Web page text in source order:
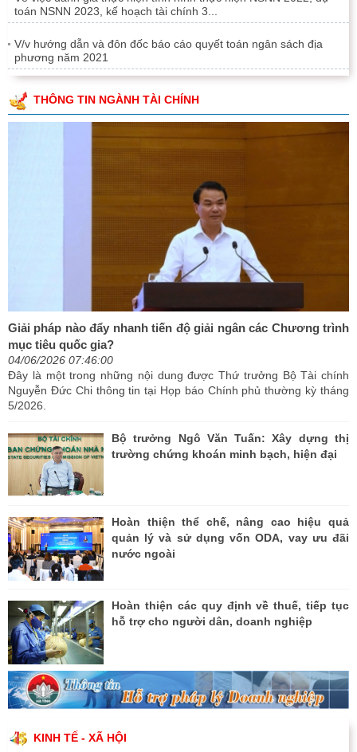
toán NSNN 2023, kế hoạch tài chính 3...
V/v hướng dẫn và đôn đốc báo cáo quyết toán ngân sách địa
phương năm 2021
THÔNG TIN NGÀNH TÀI CHÍNH
Giải pháp nào đẩy nhanh tiến độ giải ngân các Chương trình
mục tiêu quốc gia?
04/06/2026 07:46:00
Đây là một trong những nội dung được Thứ trưởng Bộ Tài chính
Nguyễn Đức Chi thông tin tại Họp báo Chính phủ thường kỳ tháng
5/2026.
Bộ trưởng Ngô Văn Tuấn: Xây dựng thị
trường chứng khoán minh bạch, hiện đại
Hoàn thiện thể chế, nâng cao hiệu quả
quản lý và sử dụng vốn ODA, vay ưu đãi
nước ngoài
Hoàn thiện các quy định về thuế, tiếp tục
hỗ trợ cho người dân, doanh nghiệp
KINH TẾ - XÃ HỘI